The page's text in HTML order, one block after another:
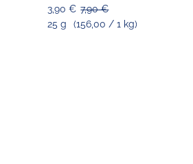
3,90 € 7,90 €
25 g
(156,00 / 1 kg)